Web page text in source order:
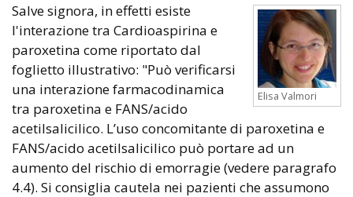
Elisa Valmori
Salve signora, in effetti esiste
l'interazione tra Cardioaspirina e
paroxetina come riportato dal
foglietto illustrativo: "Può verificarsi
una interazione farmacodinamica
tra paroxetina e FANS/acido
acetilsalicilico. L’uso concomitante di paroxetina e
FANS/acido acetilsalicilico può portare ad un
aumento del rischio di emorragie (vedere paragrafo
4.4). Si consiglia cautela nei pazienti che assumono